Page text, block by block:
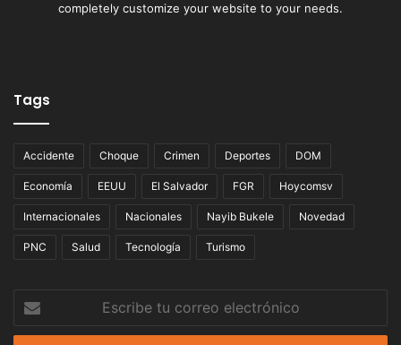
completely customize your website to your needs.
Tags
Accidente Choque Crimen Deportes DOM
Economía EEUU El Salvador FGR Hoycomsv
Internacionales Nacionales Nayib Bukele Novedad
PNC Salud Tecnología Turismo
correo